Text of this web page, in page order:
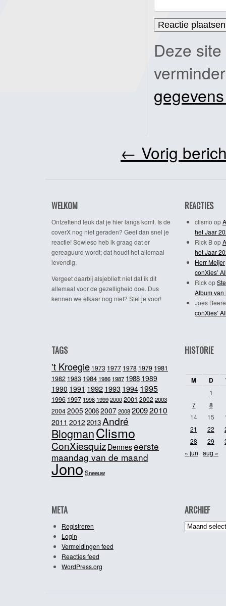
Deze
← Vorig
WELKOM
Ontzettend leuk dat je hier langs komt. Is de
coverX nog niet geraden? Geef dan snel je
reactie! Sowieso heb ik graag dat er
gereaguurd wordt; dat houdt het allemaal
levendig.
Vergeet daarbij alsjeblieft niet dat ik dit
allemaal voor de gezelligheid doe. Dus
kennen we elkaar nog niet? Stel je voor!
REACTIES
clismo op
het Jaar
Rick Bop
het Jaar
Herr Meijer
conXies’
Rickop
Album van
Joes
conXies’
TAGS
't Kroegie 1973 1977 1978 1979 1981
1982 1983 1984 1986 1987 1988 1989
1990 1991 19921993 1994 1995
1996 1997 1998 1999 2000 2001 2002 2003
20042005 20062007200820092010
2011 2012 2013André
BlogmanClismo
ConXiesquiz Denneseerste
maandag van de maand
JonoSneeuw
HISTORIE
M D
1
7
8
14
15
21
22
28
29
« jun aug »
META
Registreren
Login
Vermeldingen feed
Reacties feed
WordPress.org
ARCHIEF
Archief